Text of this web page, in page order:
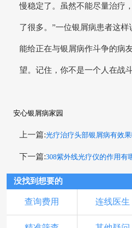
慢稳定了。虽然不能尽量治疗
了很多。”一位银屑病患者这样
能给正在与银屑病作斗争的病
望。记住，你不是一个人在战
安心银屑病家园
上一篇:光疗治疗头部银屑病有效
下一篇:308紫外线光疗仪的作用有
没找到想要的
查询费用 连线医生